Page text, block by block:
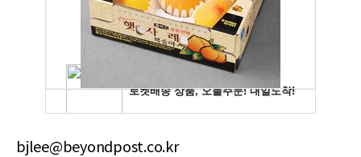
bjlee@beyondpost.co.kr